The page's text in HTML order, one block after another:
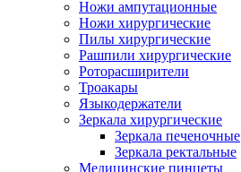
Ножи ампутационные
Ножи хирургические
Пилы хирургические
Рашпили хирургические
Роторасширители
Троакары
Языкодержатели
Зеркала хирургические
Зеркала печеночные
Зеркала ректальные
Медицинские пинцеты